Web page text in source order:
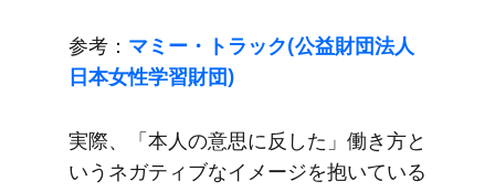
参考： マミー・トラック(公益財団法人
日​本女性学習財団)
実際、​「本人の​意思に​反した」​働き方と​
いう​ネガティブな​イメージを​抱いている​